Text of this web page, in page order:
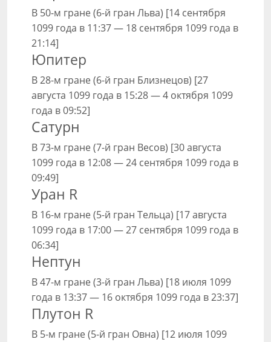
В 50-м гране (6-й гран Льва) [14 сентября
1099 года в 11:37 — 18 сентября 1099 года в
21:14]
Юпитер
В 28-м гране (6-й гран Близнецов) [27
августа 1099 года в 15:28 — 4 октября 1099
года в 09:52]
Сатурн
В 73-м гране (7-й гран Весов) [30 августа
1099 года в 12:08 — 24 сентября 1099 года в
09:49]
Уран R
В 16-м гране (5-й гран Тельца) [17 августа
1099 года в 17:00 — 27 сентября 1099 года в
06:34]
Нептун
В 47-м гране (3-й гран Льва) [18 июля 1099
года в 13:37 — 16 октября 1099 года в 23:37]
Плутон R
В 5-м гране (5-й гран Овна) [12 июля 1099